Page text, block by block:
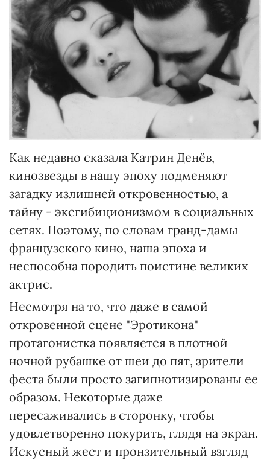
Как недавно сказала Катрин Денёв,
кинозвезды в нашу эпоху подменяют
загадку излишней откровенностью, а
тайну - эксгибиционизмом в социальных
сетях. Поэтому, по словам гранд-дамы
французского кино, наша эпоха и
неспособна породить поистине великих
актрис.
Несмотря на то, что даже в самой
откровенной сцене "Эротикона"
протагонистка появляется в плотной
ночной рубашке от шеи до пят, зрители
феста были просто загипнотизированы ее
образом. Некоторые даже
пересаживались в сторонку, чтобы
удовлетворенно покурить, глядя на экран.
Искусный жест и пронзительный взгляд